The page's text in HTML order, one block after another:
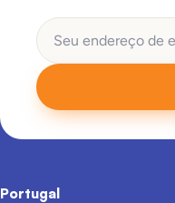
Portugal